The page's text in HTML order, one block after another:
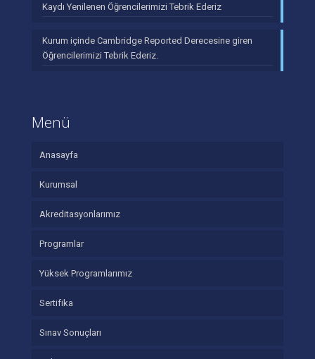
Kaydı Yenilenen Öğrencilerimizi Tebrik Ederiz
Kurum içinde Cambridge Reported Derecesine giren
Öğrencilerimizi Tebrik Ederiz.
Menü
Anasayfa
Kurumsal
Akreditasyonlarımız
Programlar
Yüksek Programlarımız
Sertifika
Sınav Sonuçları